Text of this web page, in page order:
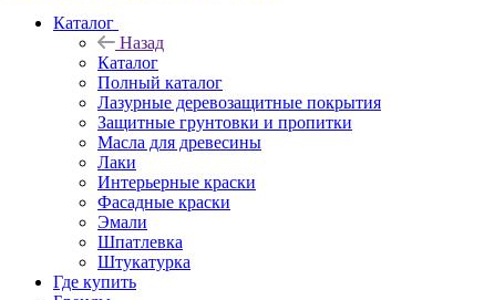
Каталог
Назад
Каталог
Полный каталог
Лазурные деревозащитные покрытия
Защитные грунтовки и пропитки
Масла для древесины
Лаки
Интерьерные краски
Фасадные краски
Эмали
Шпатлевка
Штукатурка
Где купить